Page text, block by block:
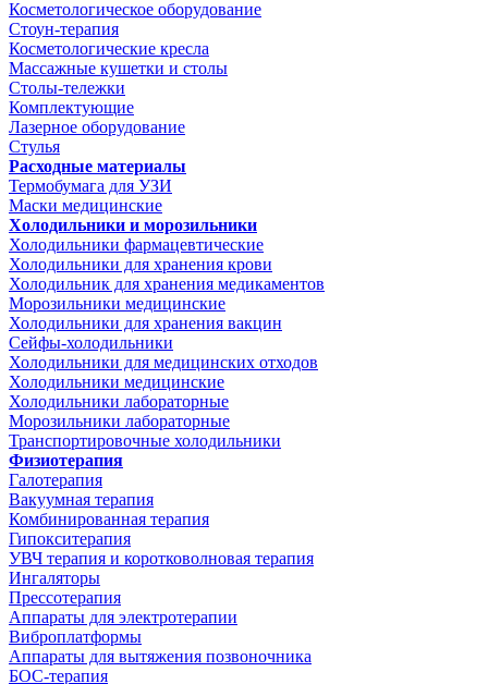
Косметологическое оборудование
Стоун-терапия
Косметологические кресла
Массажные кушетки и столы
Столы-тележки
Комплектующие
Лазерное оборудование
Стулья
Расходные материалы
Термобумага для УЗИ
Маски медицинские
Холодильники и морозильники
Холодильники фармацевтические
Холодильники для хранения крови
Холодильник для хранения медикаментов
Морозильники медицинские
Холодильники для хранения вакцин
Сейфы-холодильники
Холодильники для медицинских отходов
Холодильники медицинские
Холодильники лабораторные
Морозильники лабораторные
Транспортировочные холодильники
Физиотерапия
Галотерапия
Вакуумная терапия
Комбинированная терапия
Гипокситерапия
УВЧ терапия и коротковолновая терапия
Ингаляторы
Прессотерапия
Аппараты для электротерапии
Виброплатформы
Аппараты для вытяжения позвоночника
БОС-терапия